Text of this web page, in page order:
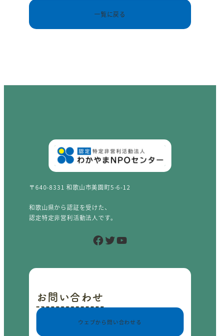
一覧に戻る
〒640-8331 和歌山市美園町5-6-12
和歌山県から認証を受けた、
認定特定非営利活動法人です。
Facebook Twitter YouTube
お問い合わせ
ウェブから問い合わせる